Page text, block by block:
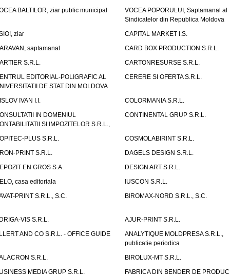
BALTILOR, ziar public municipal
VOCEA POPORULUI, Saptamanal al
Sindicatelor din Republica Moldova
ziar
CAPITAL MARKET I.S.
saptamanal
CARD BOX PRODUCTION S.R.L.
S.R.L.
CARTONRESURSE S.R.L.
EDITORIAL-POLIGRAFIC AL
DE STAT DIN MOLDOVA
CERERE SI OFERTA S.R.L.
IVAN I.I.
COLORMANIA S.R.L.
IN DOMENIUL
SI IMPOZITELOR S.R.L.,
CONTINENTAL GRUP S.R.L.
PLUS S.R.L.
COSMOLABIRINT S.R.L.
PRINT S.R.L.
DAGELS DESIGN S.R.L.
EN GROS S.A.
DESIGN ART S.R.L.
casa editoriala
IUSCON S.R.L.
PRINT S.R.L., S.C.
BIROMAX-NORD S.R.L., S.C.
VIS S.R.L.
AJUR-PRINT S.R.L.
AND CO S.R.L. - OFFICE GUIDE
ANALYTIQUE MOLDPRESA S.R.L.,
publicatie periodica
S.R.L.
BIROLUX-MT S.R.L.
MEDIA GRUP S.R.L.
FABRICA DIN BENDER DE